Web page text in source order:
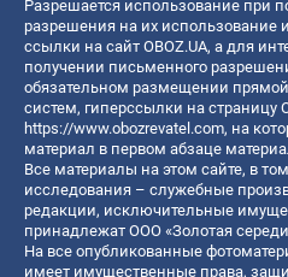
Разрешается использование при
разрешения на их использование
ссылки на сайт OBOZ.UA, а для
получении письменного
обязательном размещении
систем, гиперссылки на страницу
https://www.obozrevatel.com, на
материал в первом абзаце
Все материалы на этом сайте, в
исследования – служебные
редакции, исключительные
принадлежат ООО «Золотая
На все опубликованные
имеет имущественные права,